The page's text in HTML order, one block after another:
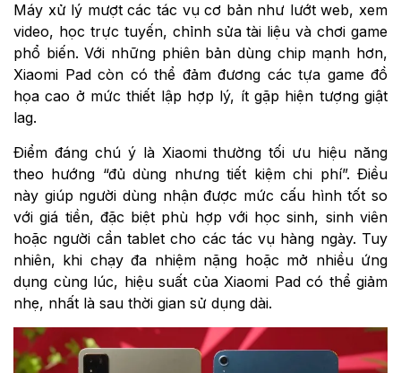
Máy xử lý mượt các tác vụ cơ bản như lướt web, xem
video, học trực tuyến, chỉnh sửa tài liệu và chơi game
phổ biến. Với những phiên bản dùng chip mạnh hơn,
Xiaomi Pad còn có thể đảm đương các tựa game đồ
họa cao ở mức thiết lập hợp lý, ít gặp hiện tượng giật
lag.
Điểm đáng chú ý là Xiaomi thường tối ưu hiệu năng
theo hướng “đủ dùng nhưng tiết kiệm chi phí”. Điều
này giúp người dùng nhận được mức cấu hình tốt so
với giá tiền, đặc biệt phù hợp với học sinh, sinh viên
hoặc người cần tablet cho các tác vụ hàng ngày. Tuy
nhiên, khi chạy đa nhiệm nặng hoặc mở nhiều ứng
dụng cùng lúc, hiệu suất của Xiaomi Pad có thể giảm
nhẹ, nhất là sau thời gian sử dụng dài.